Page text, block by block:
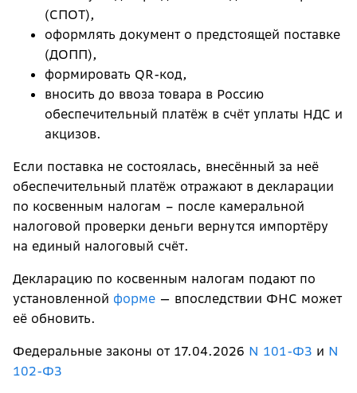
(СПОТ),
оформлять документ о предстоящей поставке
(ДОПП),
формировать QR-код,
вносить до ввоза товара в Россию
обеспечительный платёж в счёт уплаты НДС и
акцизов.
Если поставка не состоялась, внесённый за неё
обеспечительный платёж отражают в декларации
по косвенным налогам – после камеральной
налоговой проверки деньги вернутся импортёру
на единый налоговый счёт.
Декларацию по косвенным налогам подают по
установленной форме — впоследствии ФНС может
её обновить.
Федеральные законы от 17.04.2026 N 101-ФЗ и N
102-ФЗ